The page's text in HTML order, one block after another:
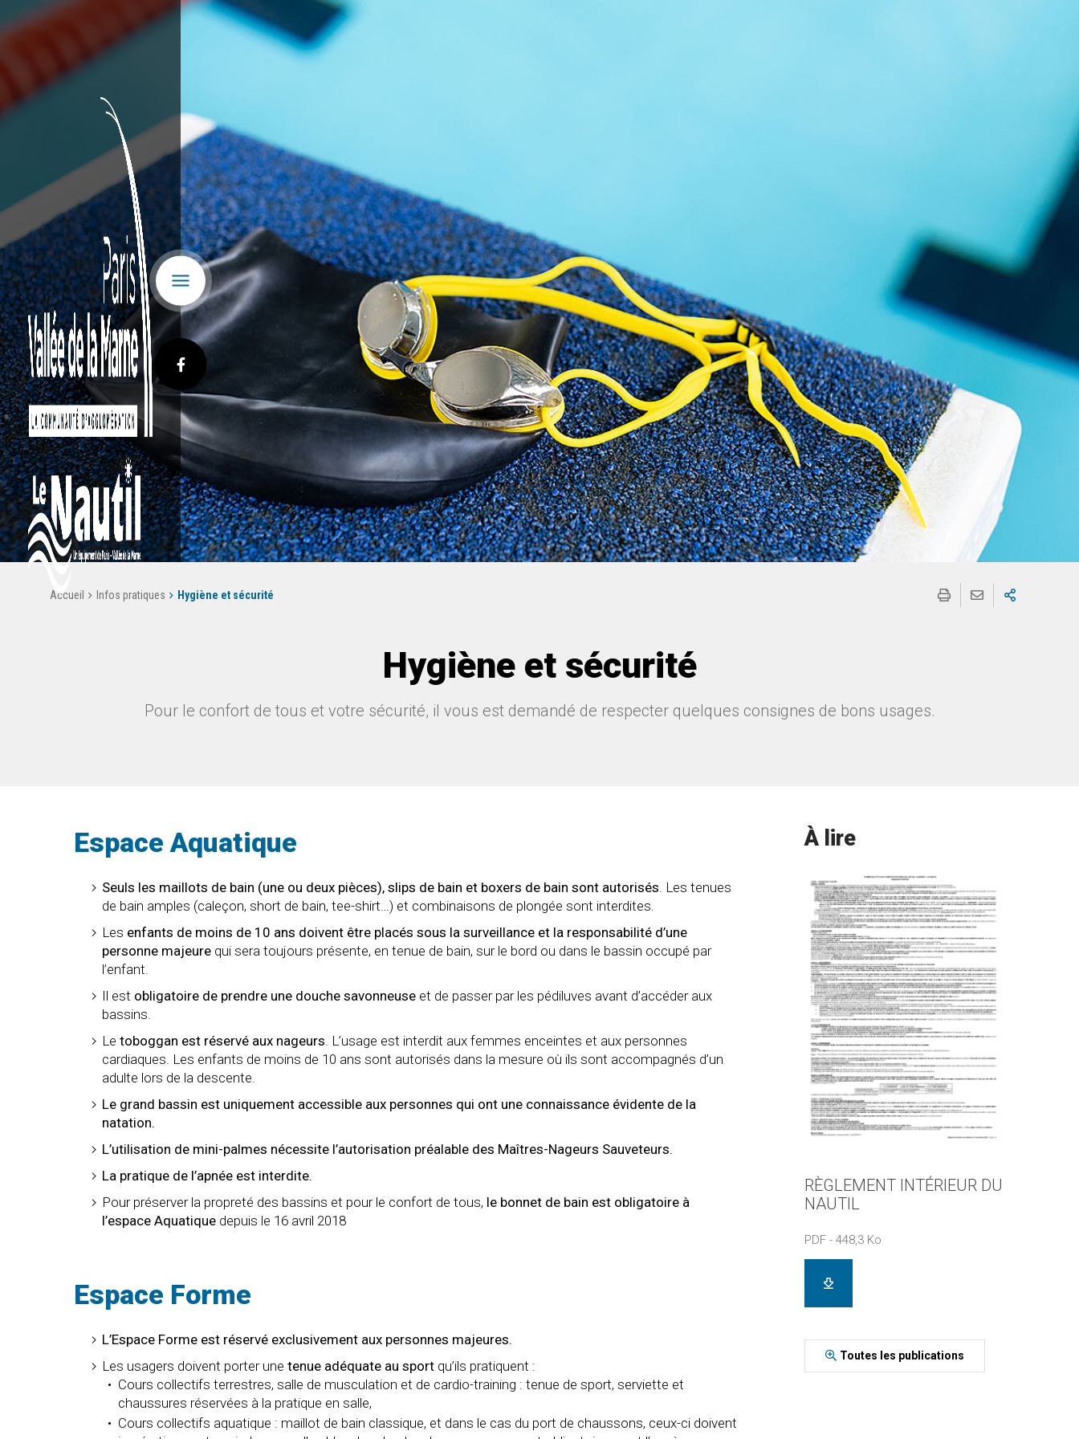
Accueil Infos pratiques Hygiène et sécurité
Hygiène et sécurité
Pour le confort de tous et votre sécurité, il vous est demandé de respecter quelques consignes de bons usages.
Espace Aquatique
Seuls les maillots de bain (une ou deux pièces), slips de bain et boxers de bain sont autorisés . Les tenues
de bain amples (caleçon, short de bain, tee-shirt…) et combinaisons de plongée sont interdites.
Les enfants de moins de 10 ans doivent être placés sous la surveillance et la responsabilité d’une
personne majeure qui sera toujours présente, en tenue de bain, sur le bord ou dans le bassin occupé par
l’enfant.
Il est obligatoire de prendre une douche savonneuse et de passer par les pédiluves avant d’accéder aux
bassins.
Le toboggan est réservé aux nageurs . L’usage est interdit aux femmes enceintes et aux personnes
cardiaques. Les enfants de moins de 10 ans sont autorisés dans la mesure où ils sont accompagnés d’un
adulte lors de la descente.
Le grand bassin est uniquement accessible aux personnes qui ont une connaissance évidente de la
natation.
L’utilisation de mini-palmes nécessite l’autorisation préalable des Maîtres-Nageurs Sauveteurs.
La pratique de l’apnée est interdite.
Pour préserver la propreté des bassins et pour le confort de tous, le bonnet de bain est obligatoire à
l’espace Aquatique depuis le 16 avril 2018
Espace Forme
L’Espace Forme est réservé exclusivement aux personnes majeures.
Les usagers doivent porter une tenue adéquate au sport qu’ils pratiquent :
Cours collectifs terrestres, salle de musculation et de cardio-training : tenue de sport, serviette et
chaussures réservées à la pratique en salle,
Cours collectifs aquatique : maillot de bain classique, et dans le cas du port de chaussons, ceux-ci doivent
À lire
RÈGLEMENT INTÉRIEUR DU
NAUTIL
PDF - 448,3 Ko
Toutes les publications